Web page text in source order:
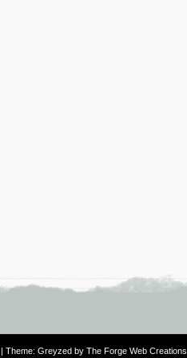
. | Theme: Greyzed by The Forge Web Creations